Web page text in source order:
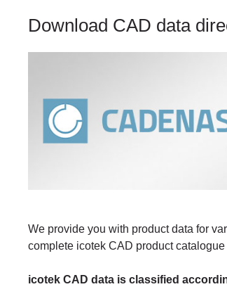
Download CAD data
We provide you with product data for
complete icotek CAD product
icotek CAD data is classified